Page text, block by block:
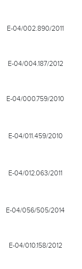
E-04/002.890/2011
E-04/004.187/2012
E-04/000.759/2010
E-04/011.459/2010
E-04/012.063/2011
E-04/056/505/2014
E-04/010.158/2012